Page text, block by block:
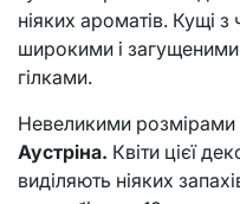
ніяких ароматів. Кущі
широкими і
гілками.
Невеликими розмірами
Аустріна. Квіти цієї
виділяють ніяких